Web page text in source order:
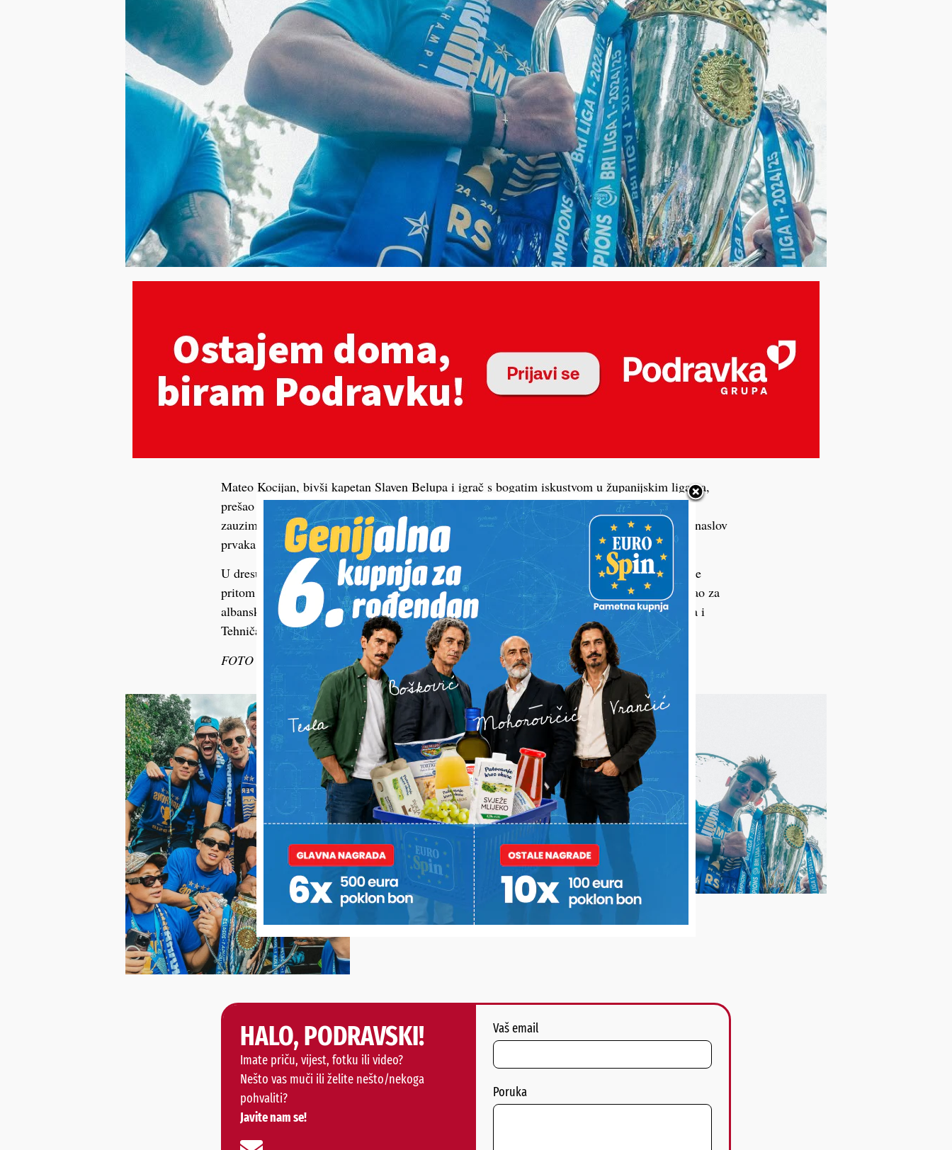
Mateo Kocijan, bivši kapetan Slaven Belupa i igrač s bogatim iskustvom u županijskim ligama,
prešao je iz indonezijskog prvoligaša Persiba Bandung u Persis Solo. Novi klub trenutačno
zauzima 14. mjesto u indonezijskoj Ligi 1, dok je Kocijan prošle sezone s Persibom osvojio naslov
prvaka.
U dresu Persiba bio je standardan član momčadi, upisao je 36 nastupa u svim natjecanjima te
pritom postigao jedan pogodak i jednu asistenciju. Prije odlaska u Indoneziju, Kocijan je igrao za
albanski Partizani, a domaću karijeru gradio je kroz Podravac iz Torčeca, Borac iz Imbriovca i
Tehničar iz Cvetkovca. U Slaven Belupu nosio je kapetansku traku.
FOTO Instagram Mateo Kocijan
HALO, PODRAVSKI!
Imate priču, vijest, fotku ili video?
Nešto vas muči ili želite nešto/nekoga
pohvaliti?
Javite nam se!
Vaš email
Poruka